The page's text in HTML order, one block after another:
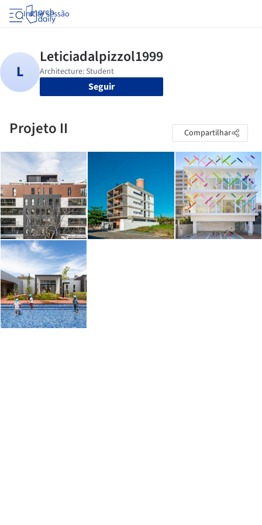
Iniciar sessão
Seguir
Projeto II Compartilhar